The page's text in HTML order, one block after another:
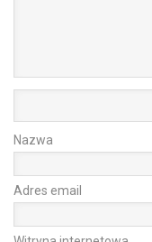
Nazwa
Adres email